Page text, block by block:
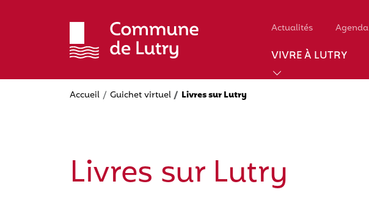
Actualités Agenda
VIVRE À LUTRY
Accueil Guichet virtuel Livres sur Lutry
Livres sur Lutry